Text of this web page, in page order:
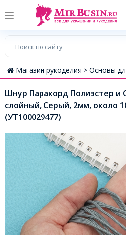
Магазин рукоделия > Основы
Шнур Паракорд Полиэстер и
слойный, Серый, 2мм, около
(УТ100029477)